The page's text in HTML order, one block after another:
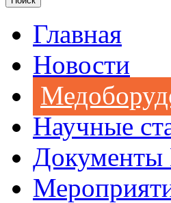
Главная
Новости
Научные
Документы